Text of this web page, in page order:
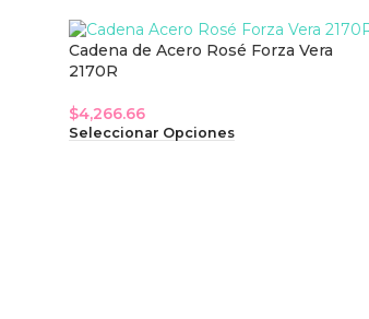
Cadena de Acero Rosé Forza Vera
2170R
$4,266.66
Seleccionar Opciones